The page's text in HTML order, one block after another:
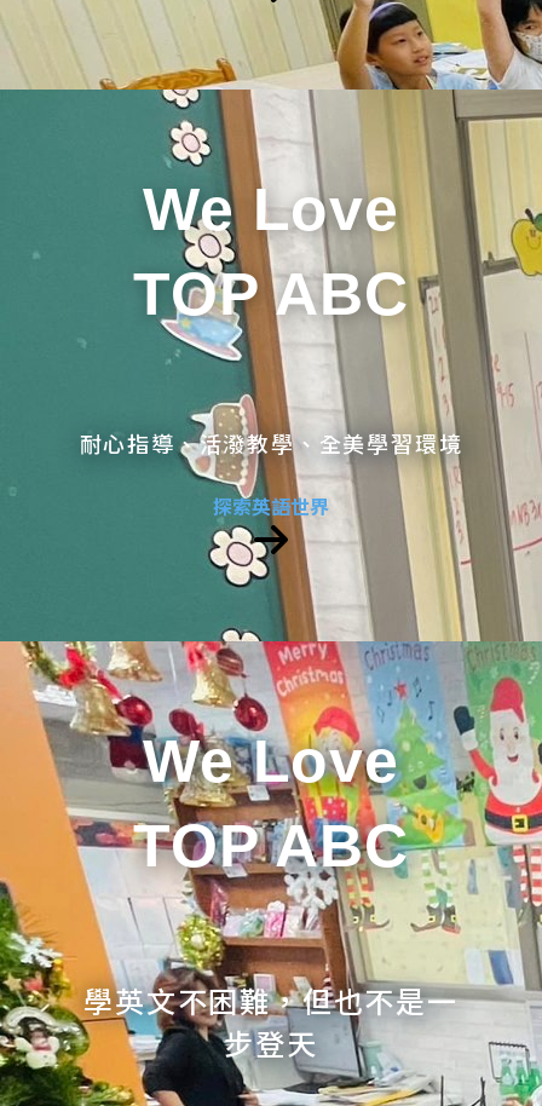
We Love
TOP ABC
耐心指導、活潑教學、全美學習環境
探索英語世界
We Love
TOP ABC
學英文不困難，但也不是一
步登天